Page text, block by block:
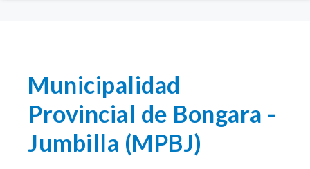
Municipalidad
Provincial de Bongara -
Jumbilla (MPBJ)